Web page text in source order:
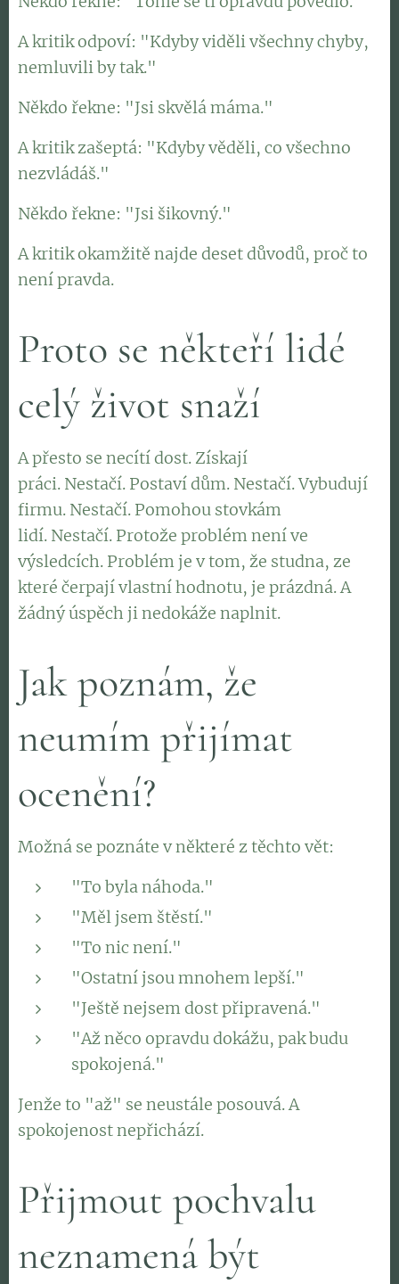
A kritik odpoví: "Kdyby viděli všechny chyby,
nemluvili by tak."
Někdo řekne: "Jsi skvělá máma."
A kritik zašeptá: "Kdyby věděli, co všechno
nezvládáš."
Někdo řekne: "Jsi šikovný."
A kritik okamžitě najde deset důvodů, proč to
není pravda.
Proto se někteří lidé
celý život snaží
A přesto se necítí dost. Získají
práci. Nestačí. Postaví dům. Nestačí. Vybudují
firmu. Nestačí. Pomohou stovkám
lidí. Nestačí. Protože problém není ve
výsledcích. Problém je v tom, že studna, ze
které čerpají vlastní hodnotu, je prázdná. A
žádný úspěch ji nedokáže naplnit.
Jak poznám, že
neumím přijímat
ocenění?
Možná se poznáte v některé z těchto vět:
"To byla náhoda."
"Měl jsem štěstí."
"To nic není."
"Ostatní jsou mnohem lepší."
"Ještě nejsem dost připravená."
"Až něco opravdu dokážu, pak budu
spokojená."
Jenže to "až" se neustále posouvá. A
spokojenost nepřichází.
Přijmout pochvalu
neznamená být